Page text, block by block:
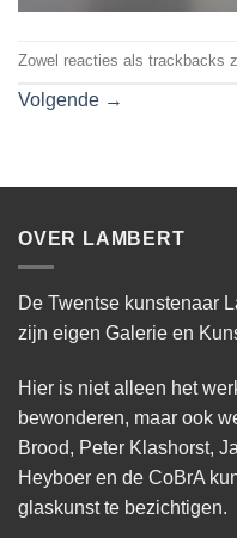
Zowel reacties als trackbacks
Volgende →
OVER LAMBERT
De Twentse kunstenaar
zijn eigen Galerie en
Hier is niet alleen het
bewonderen, maar ook
Brood, Peter Klashorst,
Heyboer en de CoBrA
glaskunst te bezichtigen.